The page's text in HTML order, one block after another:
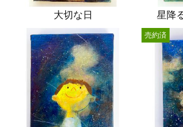
大切な日 星降
売約済